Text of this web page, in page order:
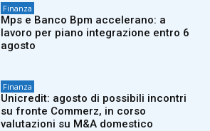
Finanza
Mps e Banco Bpm accelerano: a
lavoro per piano integrazione entro 6
agosto
Finanza
Unicredit: agosto di possibili incontri
su fronte Commerz, in corso
valutazioni su M&A domestico